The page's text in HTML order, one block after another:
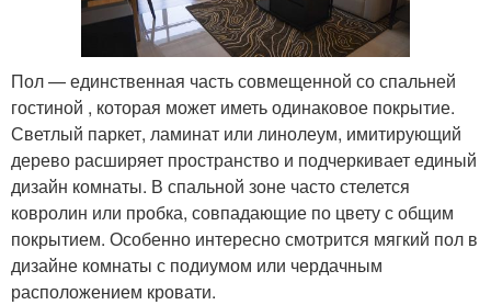
Пол — единственная часть совмещенной со спальней
гостиной , которая может иметь одинаковое покрытие.
Светлый паркет, ламинат или линолеум, имитирующий
дерево расширяет пространство и подчеркивает единый
дизайн комнаты. В спальной зоне часто стелется
ковролин или пробка, совпадающие по цвету с общим
покрытием. Особенно интересно смотрится мягкий пол в
дизайне комнаты с подиумом или чердачным
расположением кровати.